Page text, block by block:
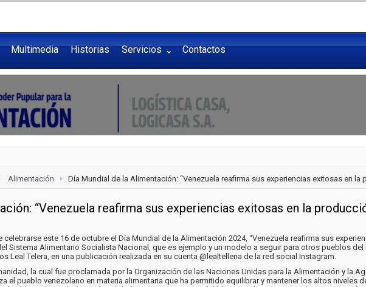
Multimedia Historias Servicios Contactos
Alimentación Día Mundial de la Alimentación: “Venezuela reafirma sus experiencias exitosas en la
“Venezuela reafirma sus experiencias exitosas en la
este 16 de octubre el Día Mundial de la Alimentación 2024, “Venezuela reafirma sus
Sistema Alimentario Socialista Nacional, que es ejemplo y un modelo a seguir para otros pueblos del
Leal Telera, en una publicación realizada en su cuenta @lealtelleria de la red social Instagram.
la cual fue proclamada por la Organización de las Naciones Unidas para la Alimentación y la
el pueblo venezolano en materia alimentaria que ha permitido equilibrar y mantener los altos niveles